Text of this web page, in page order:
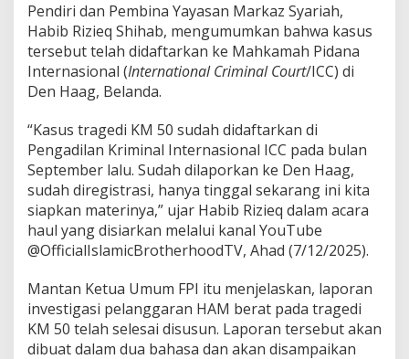
Pendiri dan Pembina Yayasan Markaz Syariah,
Habib Rizieq Shihab, mengumumkan bahwa kasus
tersebut telah didaftarkan ke Mahkamah Pidana
Internasional (International Criminal Court/ICC) di
Den Haag, Belanda.
“Kasus tragedi KM 50 sudah didaftarkan di
Pengadilan Kriminal Internasional ICC pada bulan
September lalu. Sudah dilaporkan ke Den Haag,
sudah diregistrasi, hanya tinggal sekarang ini kita
siapkan materinya,” ujar Habib Rizieq dalam acara
haul yang disiarkan melalui kanal YouTube
@OfficialIslamicBrotherhoodTV, Ahad (7/12/2025).
Mantan Ketua Umum FPI itu menjelaskan, laporan
investigasi pelanggaran HAM berat pada tragedi
KM 50 telah selesai disusun. Laporan tersebut akan
dibuat dalam dua bahasa dan akan disampaikan